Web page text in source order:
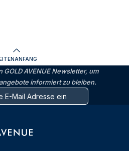
GOLD AVENUE Newsletter, um
informiert zu bleiben.